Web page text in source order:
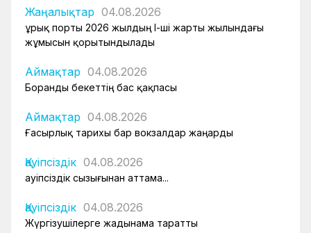
Жаңалықтар 04.08.2026
Құрық порты 2026 жылдың І-ші жарты жылындағы
жұмысын қорытындылады
Аймақтар 04.08.2026
Боранды бекеттің бас қақпасы
Аймақтар 04.08.2026
Ғасырлық тарихы бар вокзалдар жаңарды
Қауіпсіздік 04.08.2026
Қауіпсіздік сызығынан аттама...
Қауіпсіздік 04.08.2026
Жүргізушілерге жадынама таратты